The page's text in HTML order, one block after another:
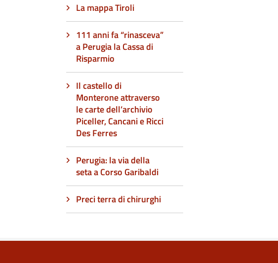
La mappa Tiroli
111 anni fa “rinasceva”
a Perugia la Cassa di
Risparmio
Il castello di
Monterone attraverso
le carte dell’archivio
Piceller, Cancani e Ricci
Des Ferres
Perugia: la via della
seta a Corso Garibaldi
Preci terra di chirurghi